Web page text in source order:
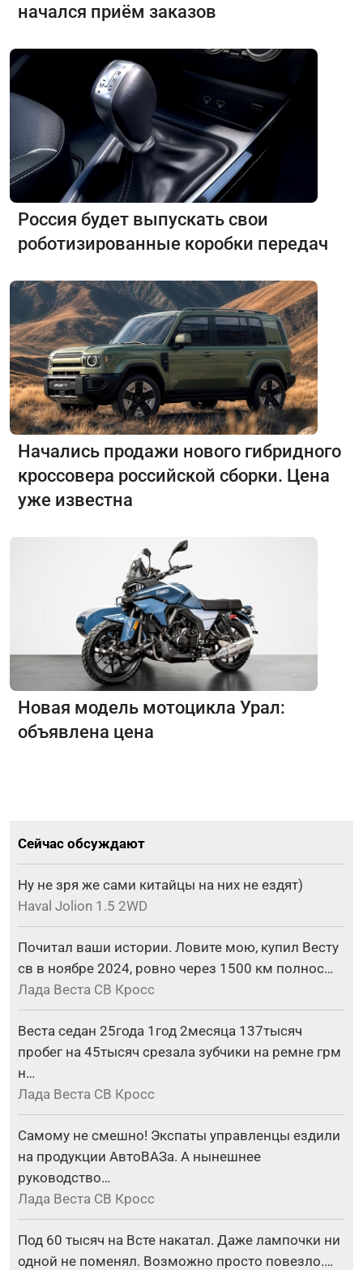
начался приём заказов
Россия будет выпускать свои
роботизированные коробки передач
Начались продажи нового гибридного
кроссовера российской сборки. Цена
уже известна
Новая модель мотоцикла Урал:
объявлена цена
Сейчас обсуждают
Ну не зря же сами китайцы на них не ездят)
Haval Jolion 1.5 2WD
Почитал ваши истории. Ловите мою, купил Весту
св в ноябре 2024, ровно через 1500 км полнос…
Лада Веста СВ Кросс
Веста седан 25года 1год 2месяца 137тысяч
пробег на 45тысяч срезала зубчики на ремне грм
н…
Лада Веста СВ Кросс
Самому не смешно! Экспаты управленцы ездили
на продукции АвтоВАЗа. А нынешнее
руководство…
Лада Веста СВ Кросс
Под 60 тысяч на Всте накатал. Даже лампочки ни
одной не поменял. Возможно просто повезло.…